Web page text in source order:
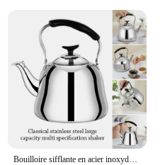
Bouilloire sifflante en acier inoxydable, base à chauffage rapide, bouilloires à eau de grande capacité, cuisinière à gaz épaissie, cuisinière à induction